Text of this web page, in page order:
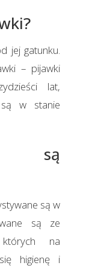
jej gatunku.
– pijawki
lat,
w stanie
są
są w
są ze
na
higienę i